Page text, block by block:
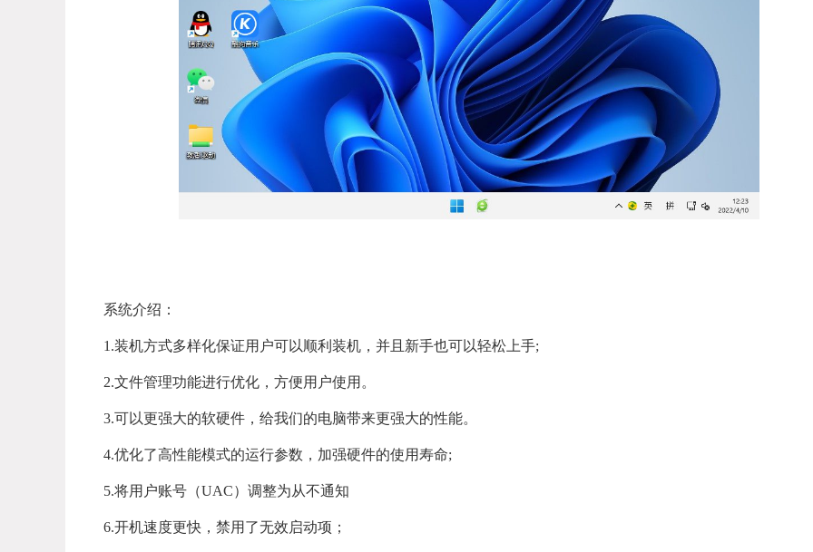
系统介绍：
1.装机方式多样化保证用户可以顺利装机，并且新手也可以轻松上手;
2.文件管理功能进行优化，方便用户使用。
3.可以更强大的软硬件，给我们的电脑带来更强大的性能。
4.优化了高性能模式的运行参数，加强硬件的使用寿命;
5.将用户账号（UAC）调整为从不通知
6.开机速度更快，禁用了无效启动项；